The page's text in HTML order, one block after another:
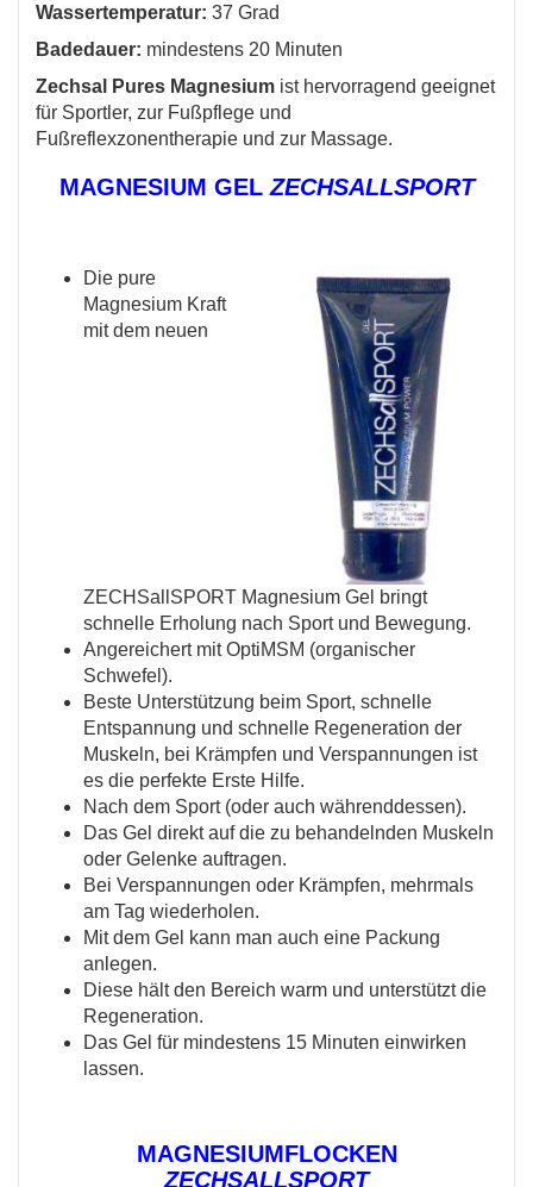
Wassertemperatur: 37 Grad
Badedauer: mindestens 20 Minuten
Zechsal Pures Magnesium ist hervorragend geeignet
für Sportler, zur Fußpflege und
Fußreflexzonentherapie und zur Massage.
MAGNESIUM GELZECHSALLSPORT
Die pure
Magnesium Kraft
mit dem neuen
ZECHSallSPORT Magnesium Gel bringt
schnelle Erholung nach Sport und Bewegung.
Angereichert mit OptiMSM (organischer
Schwefel).
Beste Unterstützung beim Sport, schnelle
Entspannung und schnelle Regeneration der
Muskeln, bei Krämpfen und Verspannungen ist
es die perfekte Erste Hilfe.
Nach dem Sport (oder auch währenddessen).
Das Gel direkt auf die zu behandelnden Muskeln
oder Gelenke auftragen.
Bei Verspannungen oder Krämpfen, mehrmals
am Tag wiederholen.
Mit dem Gel kann man auch eine Packung
anlegen.
Diese hält den Bereich warm und unterstützt die
Regeneration.
Das Gel für mindestens 15 Minuten einwirken
lassen.
MAGNESIUMFLOCKEN
ZECHSALLSPORT